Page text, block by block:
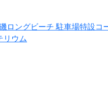
ロングビーチ 駐車場特設コ
リウム